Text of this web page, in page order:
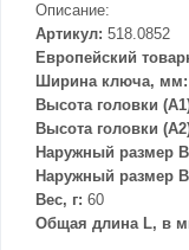
Описание:
Артикул: 518.0852
Европейский
Ширина ключа, мм:
Высота головки
Высота головки
Наружный размер
Наружный размер
Вес, г: 60
Общая длина L, в